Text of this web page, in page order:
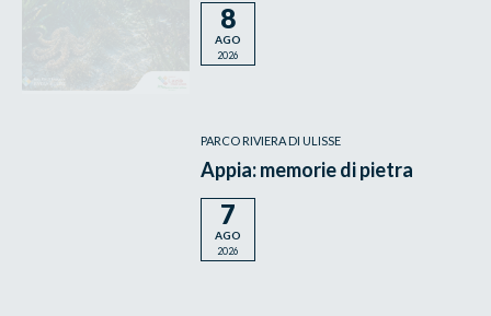
8
AGO
2026
PARCO RIVIERA DI ULISSE
Appia: memorie di pietra
7
AGO
2026